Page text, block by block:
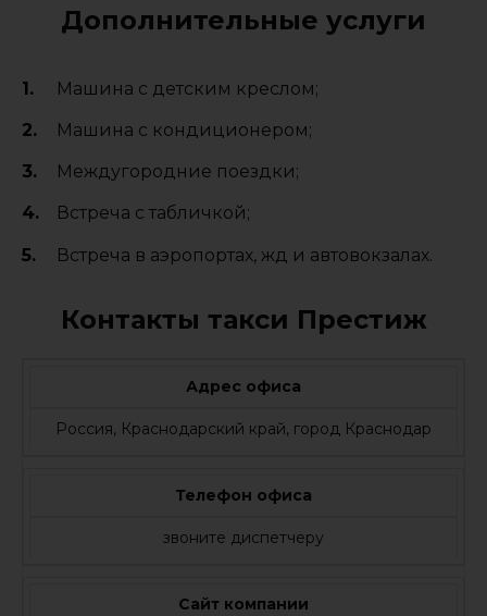
Дополнительные услуги
Машина с детским креслом;
Машина с кондиционером;
Междугородние поездки;
Встреча с табличкой;
Встреча в аэропортах, жд и автовокзалах.
Контакты такси Престиж
Адрес офиса
Россия, Краснодарский край, город Краснодар
Телефон офиса
звоните диспетчеру
Сайт компании